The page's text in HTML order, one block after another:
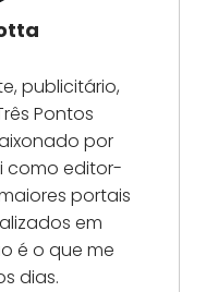
publicitário,
Pontos
por
como editor-
portais
em
é o que me
dias.